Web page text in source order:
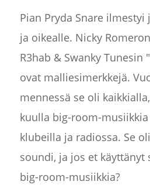
Pian Pryda Snare
ja oikealle. Nicky
R3hab & Swanky Tunesin
ovat malliesimerkkejä.
mennessä se oli
kuulla big-room-
klubeilla ja radiossa. Se
soundi, ja jos et käyttänyt
big-room-musiikkia?